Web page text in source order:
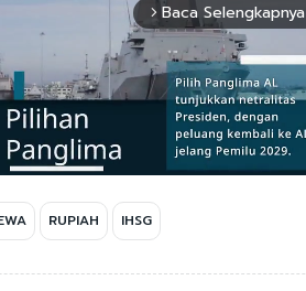
arrow_forward_ios Baca Selengkapnya
RUPIAH IHSG